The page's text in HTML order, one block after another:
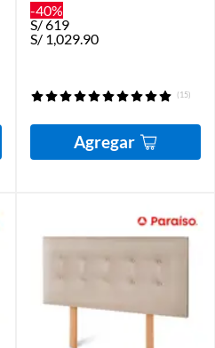
-40%
S/619
S/ 1,029.90
(15)
Agregar